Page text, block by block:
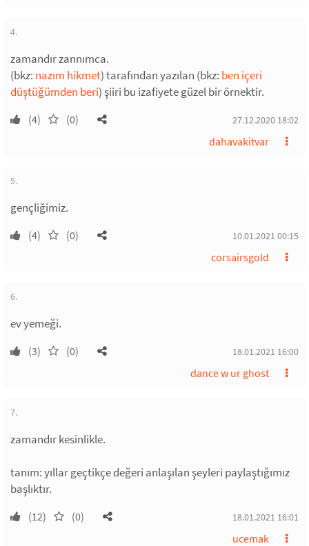
4.
zamandır zannımca.
(bkz: nazım hikmet) tarafından yazılan (bkz: ben içeri
düştüğümden beri) şiiri bu izafiyete güzel bir örnektir.
(4) (0) 27.12.2020 18:02
dahavakitvar
5.
gençliğimiz.
(4) (0) 10.01.2021 00:15
corsairsgold
6.
ev yemeği.
(3) (0) 18.01.2021 16:00
dance w ur ghost
7.
zamandır kesinlikle.
tanım: yıllar geçtikçe değeri anlaşılan şeyleri paylaştığımız
başlıktır.
(12) (0) 18.01.2021 16:01
ucemak